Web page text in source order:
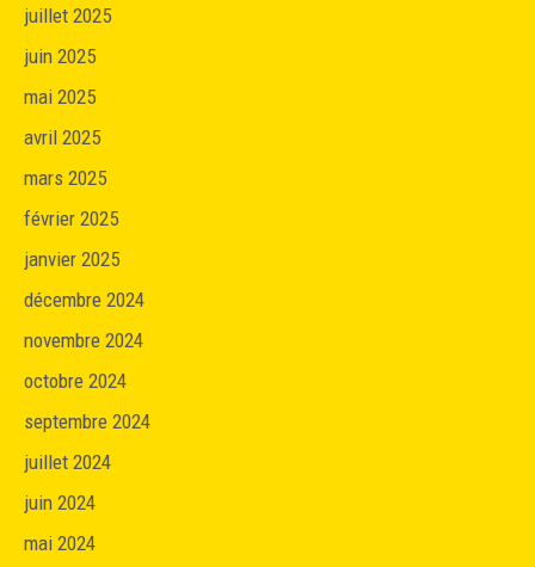
juillet 2025
juin 2025
mai 2025
avril 2025
mars 2025
février 2025
janvier 2025
décembre 2024
novembre 2024
octobre 2024
septembre 2024
juillet 2024
juin 2024
mai 2024